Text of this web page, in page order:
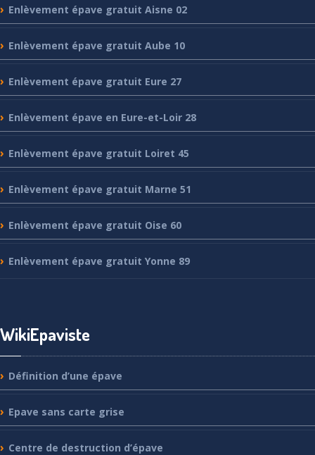
Enlèvement épave gratuit Aisne 02
Enlèvement épave gratuit Aube 10
Enlèvement épave gratuit Eure 27
Enlèvement épave en Eure-et-Loir 28
Enlèvement épave gratuit Loiret 45
Enlèvement épave gratuit Marne 51
Enlèvement épave gratuit Oise 60
Enlèvement épave gratuit Yonne 89
WikiEpaviste
Définition d’une épave
Epave sans carte grise
Centre de destruction d’épave